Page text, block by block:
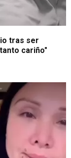
tras ser
cariño"